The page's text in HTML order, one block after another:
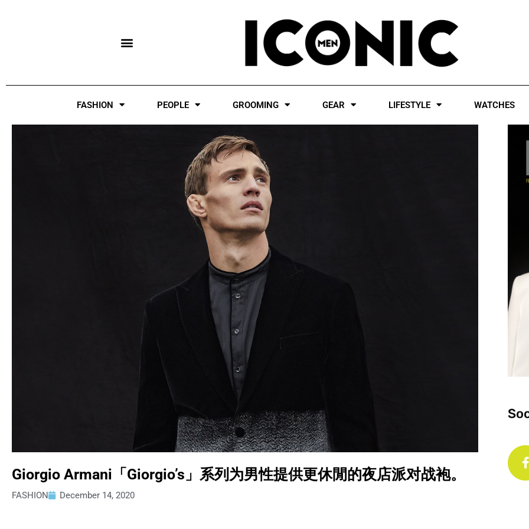
FASHION PEOPLE GROOMING GEAR LIFESTYLE WATCHES
Giorgio Armani「Giorgio’s」系列为男性提供更休閒的夜店派对战袍。
FASHION December 14, 2020
c